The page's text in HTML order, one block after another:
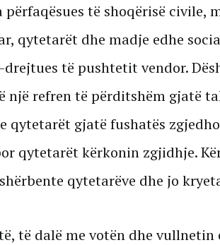
përfaqësues të shoqërisë civile,
qytetarët dhe madje edhe
të pushtetit vendor.
një refren të përditshëm gjatë
qytetarët gjatë fushatës
qytetarët kërkonin zgjidhje.
qytetarëve dhe jo
të dalë me votën dhe vullnetin